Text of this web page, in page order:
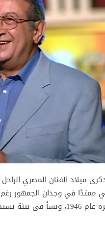
2026 تحل ذكرى ميلاد الفنان
طفولته شغفًا